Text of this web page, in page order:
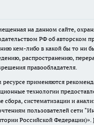
на данном сайте,
РФ об авторском
кем-либо в какой бы то ни
распространению,
правообладателя.
применяются
технологии
систематизации и
пользователей сети
Российской Федерации)».